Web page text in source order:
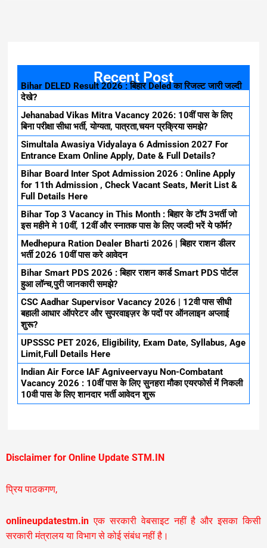
Recent Post
Bihar DELED Result 2026 : बिहार Deled का रिजल्ट जारी जल्दी
देखे?
Jehanabad Vikas Mitra Vacancy 2026: 10वीं पास के लिए
बिना परीक्षा सीधा भर्ती, योग्यता, पात्रता,चयन प्रक्रिया समझे?
Simultala Awasiya Vidyalaya 6 Admission 2027 For
Entrance Exam Online Apply, Date & Full Details?
Bihar Board Inter Spot Admission 2026 : Online Apply
for 11th Admission , Check Vacant Seats, Merit List &
Full Details Here
Bihar Top 3 Vacancy in This Month : बिहार के टॉप 3भर्ती जो
इस महीने मे 10वीं, 12वीं और स्नातक पास के लिए जल्दी भरें ये फॉर्म?
Medhepura Ration Dealer Bharti 2026 | बिहार राशन डीलर
भर्ती 2026 10वीं पास करे आवेदन
Bihar Smart PDS 2026 : बिहार राशन कार्ड Smart PDS पोर्टल
हुआ लॉन्च,पुरी जानकारी समझे?
CSC Aadhar Supervisor Vacancy 2026 | 12वी पास सीधी
बहाली आधार ऑपरेटर और सुपरवाइज़र के पदों पर ऑनलाइन अप्लाई
शुरू?
UPSSSC PET 2026, Eligibility, Exam Date, Syllabus, Age
Limit,Full Details Here
Indian Air Force IAF Agniveervayu Non-Combatant
Vacancy 2026 : 10वीं पास के लिए सुनहरा मौका एयरफोर्स में निकली
10वी पास के लिए शानदार भर्ती आवेदन शुरू
Disclaimer for Online Update STM.IN
प्रिय पाठकगण,
onlineupdatestm.in एक सरकारी वेबसाइट नहीं है और इसका किसी
सरकारी मंत्रालय या विभाग से कोई संबंध नहीं है।